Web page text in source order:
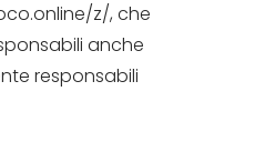
z/, che
anche
responsabili